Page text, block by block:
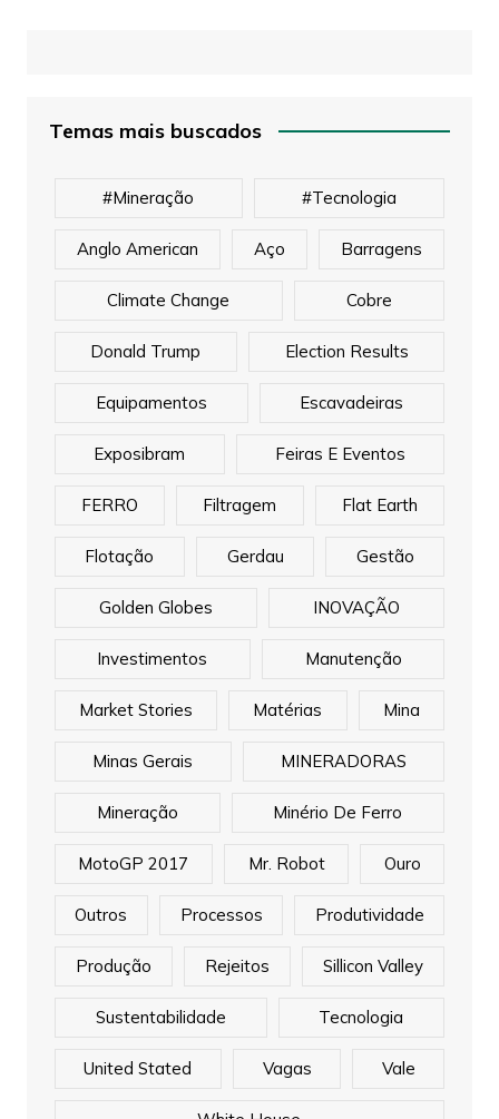
Temas mais buscados
#mineração #tecnologia
Anglo American Aço Barragens
Climate Change Cobre
Donald Trump Election Results
Equipamentos Escavadeiras
Exposibram Feiras E Eventos
FERRO Filtragem Flat Earth
Flotação Gerdau Gestão
Golden Globes INOVAÇÃO
Investimentos Manutenção
Market Stories Matérias Mina
Minas Gerais MINERADORAS
Mineração Minério De Ferro
MotoGP 2017 Mr. Robot Ouro
Outros Processos Produtividade
Produção Rejeitos Sillicon Valley
Sustentabilidade Tecnologia
United Stated Vagas Vale